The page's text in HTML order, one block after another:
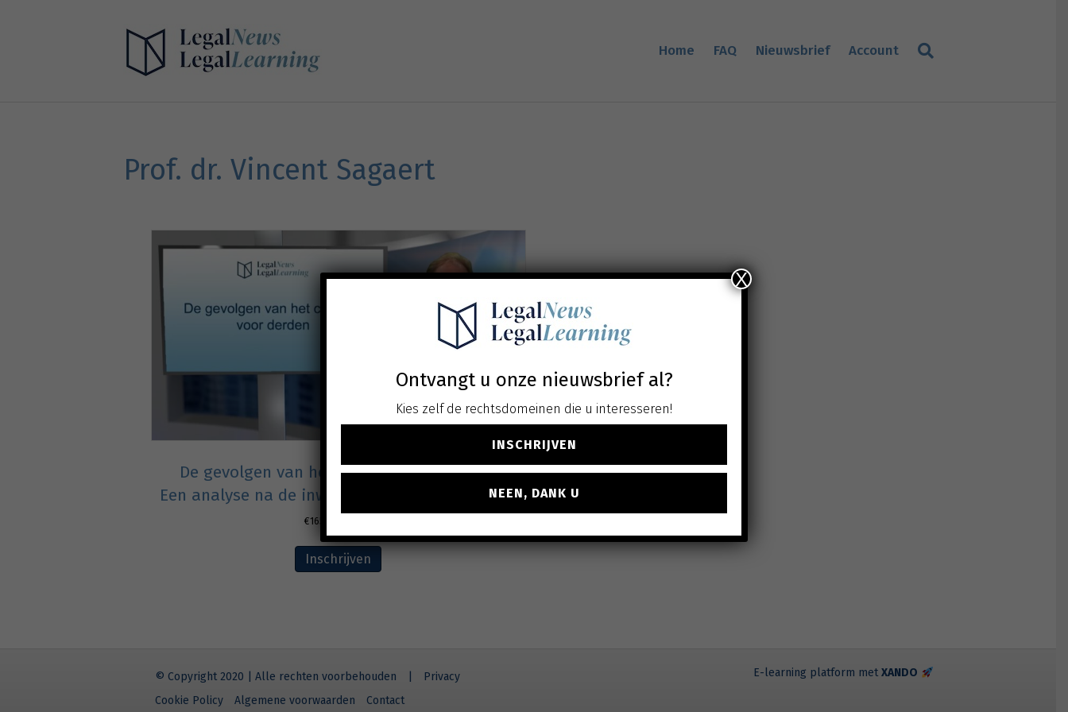
Home FAQ Nieuwsbrief Account
Prof. dr. Vincent Sagaert
De gevolgen van het contract voor derden
Een analyse na de inwerkingtreding van Boek 5
€165,00
Inschrijven
© Copyright 2020 | Alle rechten voorbehouden
Privacy
Cookie Policy
Algemene voorwaarden Contact
E-learning platform met XANDO
Ontvangt u onze nieuwsbrief al?
Kies zelf de rechtsdomeinen die u interesseren!
INSCHRIJVEN
NEEN, DANK U
X